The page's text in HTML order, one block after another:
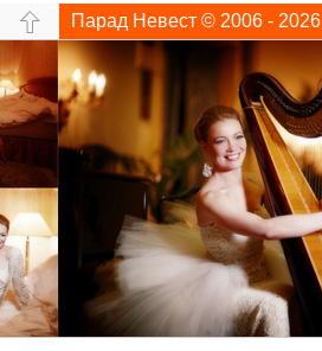
Парад Невест © 2006 - 2026